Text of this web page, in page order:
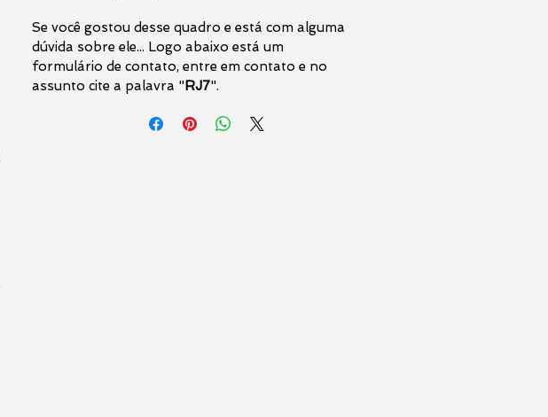
Se você gostou desse quadro e está com alguma
dúvida sobre ele... Logo abaixo está um
formulário de contato, entre em contato e no
assunto cite a palavra "RJ7".